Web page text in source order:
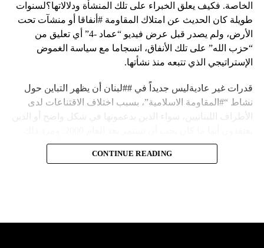
الخاصة. فكيف يعلق الخبراء على تلك المنشأة ودلالاتها؟لسنوات
طويلة كان الحديث عن امتلاك المقاومة #أنفاقا أو منشآت تحت
الأرض، ولم يصدر قبل عرض فيديو “عماد -4” أي تعليق من
“حزب الله” على تلك الأنفاق، انسجاما مع سياسة الغموض
الإستراتيجي الذي تتبعه منذ نشأتها.
قدرات غير عاديةليس جديداً في ##لبنان أن يظهر التباين حول
نشاط “#المقاومة الاسلامية”، بسبب اختلاف الاقتناعات لدى
الأطراف اللبنانيين، سواء الذين يدعمونها في شكل واضح أو الذين
إلى أن المقاومة ضد الاحتلال الإسرائيلي لم تكن يوماً محط
إجماع داخلي، وإن كانت القوى اللبنانية المؤمنة بالصراع ضد
CONTINUE READING